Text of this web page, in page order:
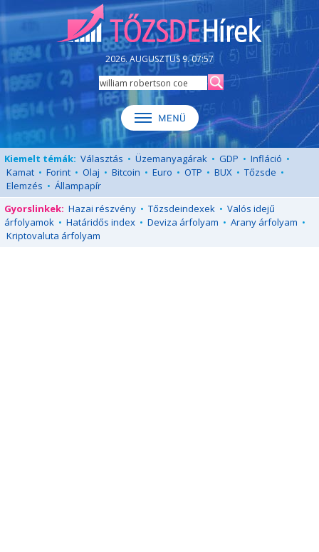
2026. AUGUSZTUS 9. 07:57
Kiemelt témák: Választás • Üzemanyagárak • GDP • Infláció •
Kamat • Forint • Olaj • Bitcoin • Euro • OTP • BUX • Tőzsde •
Elemzés • Állampapír
Gyorslinkek: Hazai részvény • Tőzsdeindexek • Valós idejű
árfolyamok • Határidős index • Deviza árfolyam • Arany árfolyam •
Kriptovaluta árfolyam